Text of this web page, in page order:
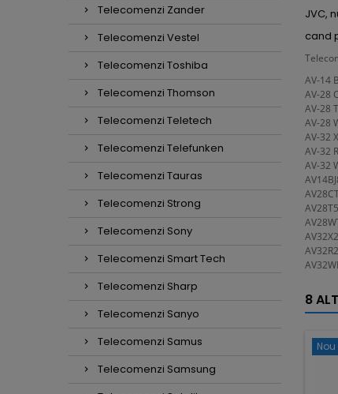
Telecomenzi Zander
Telecomenzi Vestel
Telecomenzi Toshiba
Telecomenzi Thomson
Telecomenzi Teletech
Telecomenzi Telefunken
Telecomenzi Tauras
Telecomenzi Strong
Telecomenzi Sony
Telecomenzi Smart Tech
Telecomenzi Sharp
Telecomenzi Sanyo
Telecomenzi Samus
Telecomenzi Samsung
JVC,
cand
AV-14
AV-28
AV-28
AV-28
AV-32
AV-32
AV-32
8
Nou